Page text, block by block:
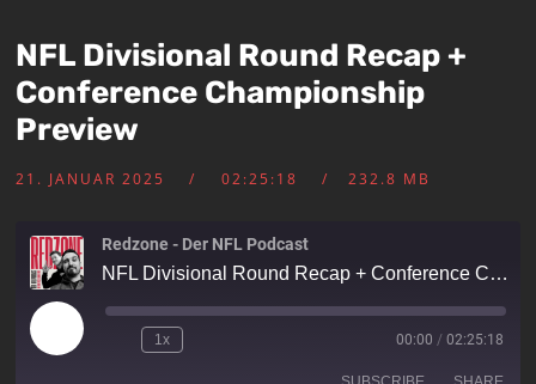
NFL Divisional Round Recap +
Conference Championship
Preview
21. JANUAR 2025 02:25:18 232.8 MB
Redzone - Der NFL Podcast
NFL Divisional Round Recap + Conference Championship Preview
1x 00:00 / 02:25:18